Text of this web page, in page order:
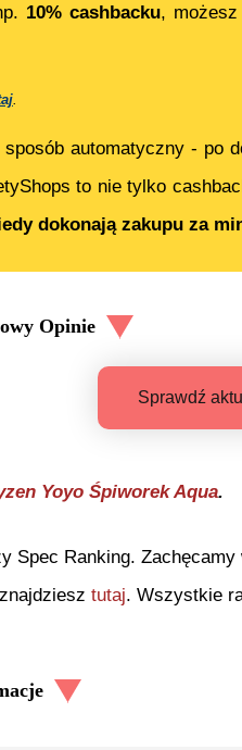
10% cashbacku, możesz
.
automatyczny - po
to nie tylko
dokonają zakupu za
Opinie
Sprawdź
Yoyo Śpiworek Aqua.
Spec Ranking.
tutaj. Wszystkie